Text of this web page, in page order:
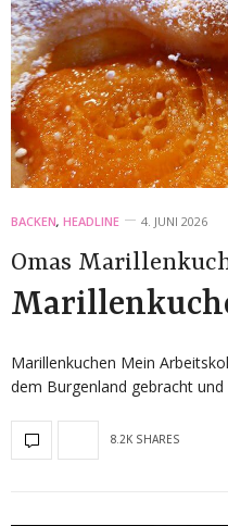
BACKEN, HEADLINE 4. JUNI 2026
Omas
Marillenkuchen Mein
dem Burgenland gebracht
8.2K SHARES